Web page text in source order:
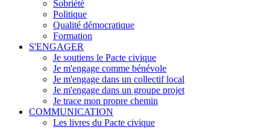
Sobriété
Politique
Qualité démocratique
Formation
S'ENGAGER
Je soutiens le Pacte civique
Je m'engage comme bénévole
Je m'engage dans un collectif local
Je m'engage dans un groupe projet
Je trace mon propre chemin
COMMUNICATION
Les livres du Pacte civique